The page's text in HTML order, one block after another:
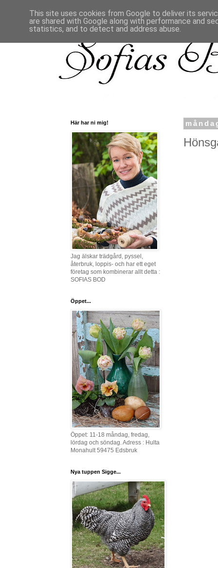
Här har ni mig!
Jag älskar trädgård, pyssel,
återbruk, loppis- och har ett eget
företag som kombinerar allt detta :
SOFIAS BOD
Öppet...
Öppet: 11-18 måndag, fredag,
lördag och söndag. Adress : Hulta
Monahult 59475 Edsbruk
Nya tuppen Sigge...
This site uses cookies from Google to deliver its
are shared with Google along with performance and
statistics, and to detect and address abuse.